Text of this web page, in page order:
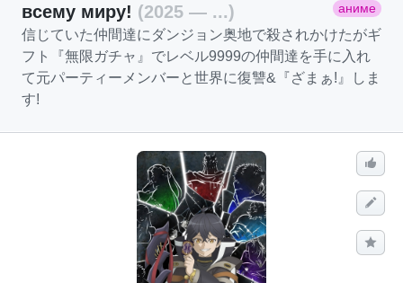
всему миру! (2025 — ...) аниме
信じていた仲間達にダンジョン奥地で殺されかけたがギ
フト『無限ガチャ』でレベル9999の仲間達を手に入れ
て元パーティーメンバーと世界に復讐&『ざまぁ!』しま
す!